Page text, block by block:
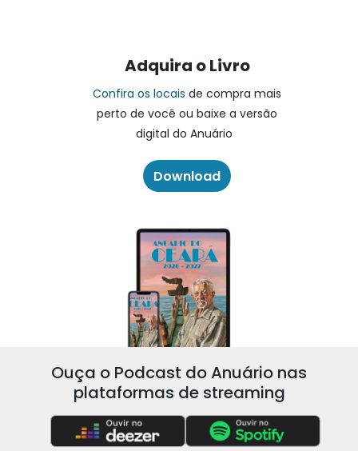
Adquira o Livro
Confira os locais de compra mais
perto de você ou baixe a versão
digital do Anuário
Download
Ouça o Podcast do Anuário nas
plataformas de streaming